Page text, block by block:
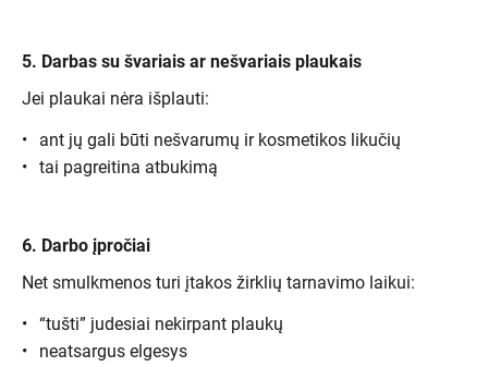
5. Darbas su švariais ar nešvariais plaukais
Jei plaukai nėra išplauti:
ant jų gali būti nešvarumų ir kosmetikos likučių
tai pagreitina atbukimą
6. Darbo įpročiai
Net smulkmenos turi įtakos žirklių tarnavimo laikui:
“tušti” judesiai nekirpant plaukų
neatsargus elgesys